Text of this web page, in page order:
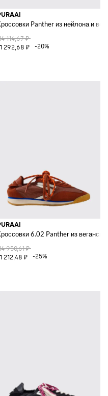
кожиPanther из нейлона и
114,67 ₽
292,68 ₽
-20%
кожи6.02 Panther из
950,61 ₽
212,48 ₽
-25%